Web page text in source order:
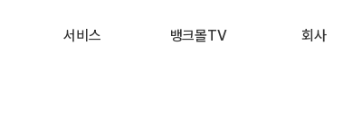
서비스 뱅크몰TV 회사